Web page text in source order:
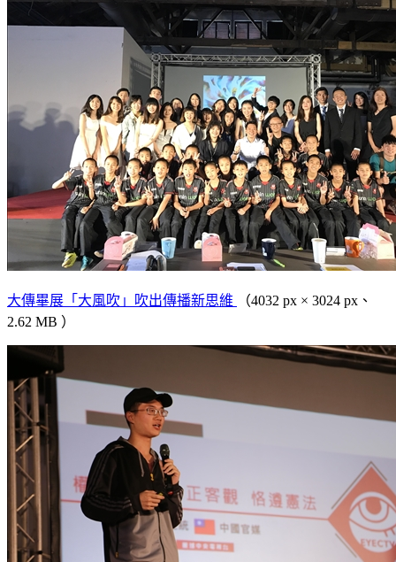
大傳畢展「大風吹」吹出傳播新思維
（4032 px × 3024 px、
2.62 MB ）